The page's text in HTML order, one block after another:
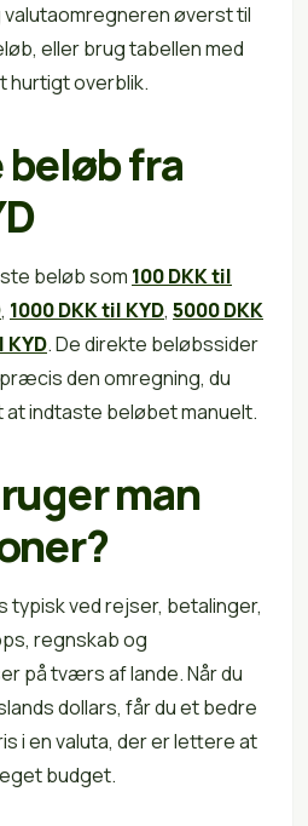
øverst til
eller brug tabellen med
overblik.
fra
beløb som 100 DKK til
, 1000 DKK til KYD, 5000 DKK
KYD. De direkte beløbssider
den omregning, du
indtaste beløbet manuelt.
man
typisk ved rejser, betalinger,
regnskab og
på tværs af lande. Når du
dollars, får du et bedre
i en valuta, der er lettere at
budget.